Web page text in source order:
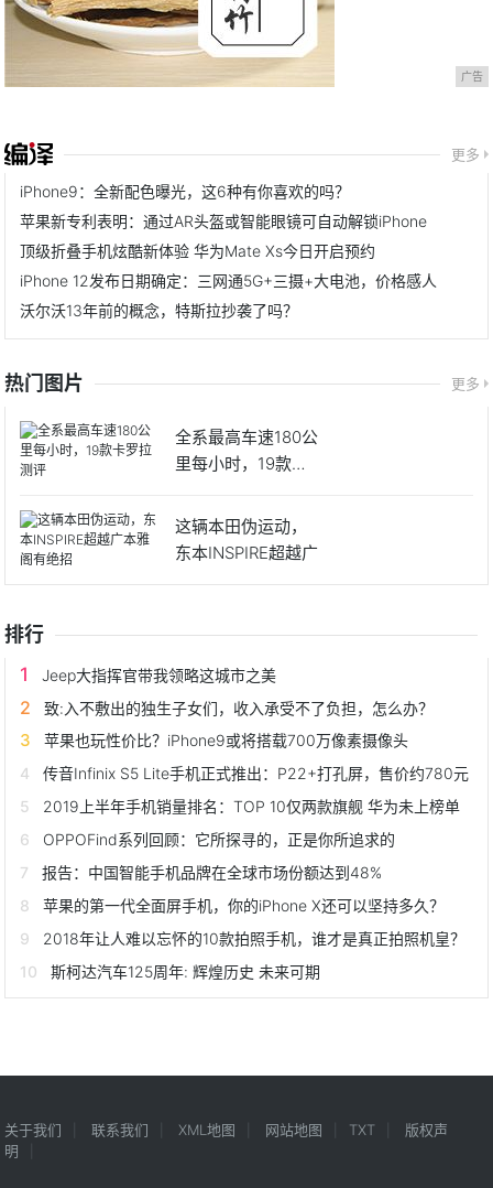
广告
更多
iPhone9：全新配色曝光，这6种有你喜欢的吗？
苹果新专利表明：通过AR头盔或智能眼镜可自动解锁iPhone
顶级折叠手机炫酷新体验 华为Mate Xs今日开启预约
iPhone 12发布日期确定：三网通5G+三摄+大电池，价格感人
沃尔沃13年前的概念，特斯拉抄袭了吗？
热门图片 更多
全系最高车速180公
里每小时，19款卡
这辆本田伪运动，
东本INSPIRE超越广
排行
Jeep大指挥官带我领略这城市之美
致:入不敷出的独生子女们，收入承受不了负担，怎么办？
苹果也玩性价比？iPhone9或将搭载700万像素摄像头
传音Infinix S5 Lite手机正式推出：P22+打孔屏，售价约780元
2019上半年手机销量排名：TOP 10仅两款旗舰 华为未上榜单
OPPOFind系列回顾：它所探寻的，正是你所追求的
报告：中国智能手机品牌在全球市场份额达到48%
苹果的第一代全面屏手机，你的iPhone X还可以坚持多久？
2018年让人难以忘怀的10款拍照手机，谁才是真正拍照机皇？
斯柯达汽车125周年: 辉煌历史 未来可期
关于我们 联系我们 XML地图 网站地图 TXT
版权声
明